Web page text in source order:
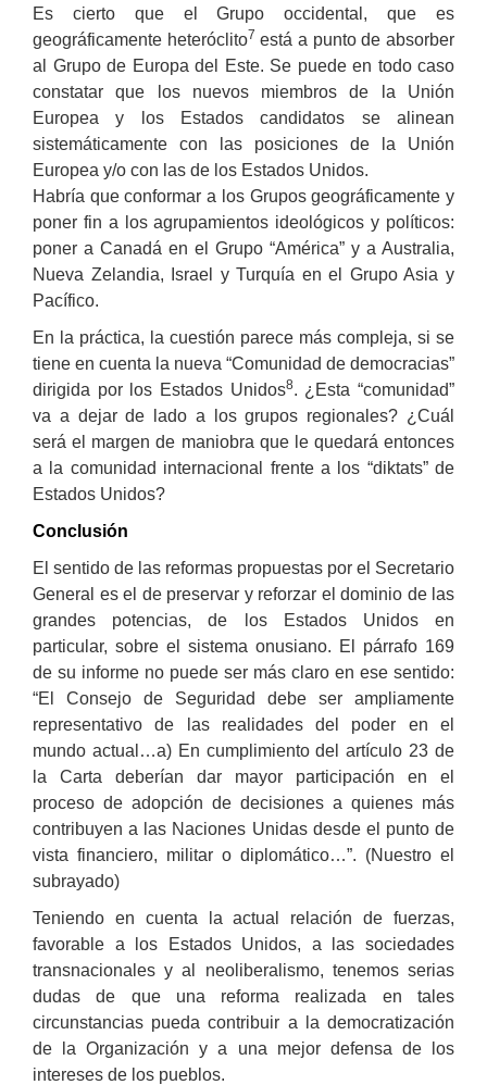
Es cierto que el Grupo occidental, que es
geográficamente heteróclito7 está a punto de absorber
al Grupo de Europa del Este. Se puede en todo caso
constatar que los nuevos miembros de la Unión
Europea y los Estados candidatos se alinean
sistemáticamente con las posiciones de la Unión
Europea y/o con las de los Estados Unidos.
Habría que conformar a los Grupos geográficamente y
poner fin a los agrupamientos ideológicos y políticos:
poner a Canadá en el Grupo “América” y a Australia,
Nueva Zelandia, Israel y Turquía en el Grupo Asia y
Pacífico.
En la práctica, la cuestión parece más compleja, si se
tiene en cuenta la nueva “Comunidad de democracias”
dirigida por los Estados Unidos8. ¿Esta “comunidad”
va a dejar de lado a los grupos regionales? ¿Cuál
será el margen de maniobra que le quedará entonces
a la comunidad internacional frente a los “diktats” de
Estados Unidos?
Conclusión
El sentido de las reformas propuestas por el Secretario
General es el de preservar y reforzar el dominio de las
grandes potencias, de los Estados Unidos en
particular, sobre el sistema onusiano. El párrafo 169
de su informe no puede ser más claro en ese sentido:
“El Consejo de Seguridad debe ser ampliamente
representativo de las realidades del poder en el
mundo actual…a) En cumplimiento del artículo 23 de
la Carta deberían dar mayor participación en el
proceso de adopción de decisiones a quienes más
contribuyen a las Naciones Unidas desde el punto de
vista financiero, militar o diplomático…”. (Nuestro el
subrayado)
Teniendo en cuenta la actual relación de fuerzas,
favorable a los Estados Unidos, a las sociedades
transnacionales y al neoliberalismo, tenemos serias
dudas de que una reforma realizada en tales
circunstancias pueda contribuir a la democratización
de la Organización y a una mejor defensa de los
intereses de los pueblos.